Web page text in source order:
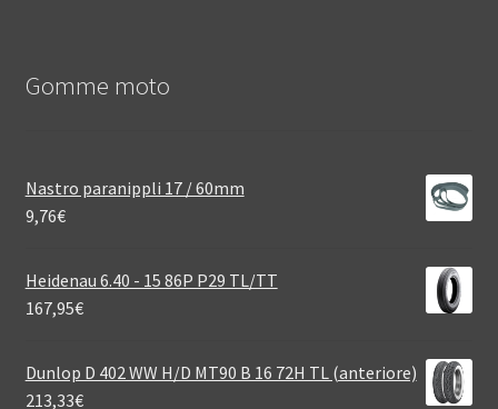
Gomme moto
Nastro paranippli 17 / 60mm
9,76€
Heidenau 6.40 - 15 86P P29 TL/TT
167,95€
Dunlop D 402 WW H/D MT90 B 16 72H TL (anteriore)
213,33€